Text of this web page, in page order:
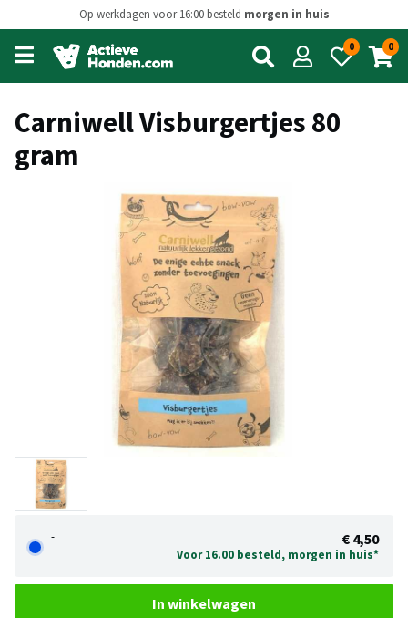
Op werkdagen voor 16:00 besteld morgen in huis
Open
main
menu
0 0
Carniwell Visburgertjes 80
gram
- € 4,50
Voor 16.00 besteld, morgen in huis*
In winkelwagen